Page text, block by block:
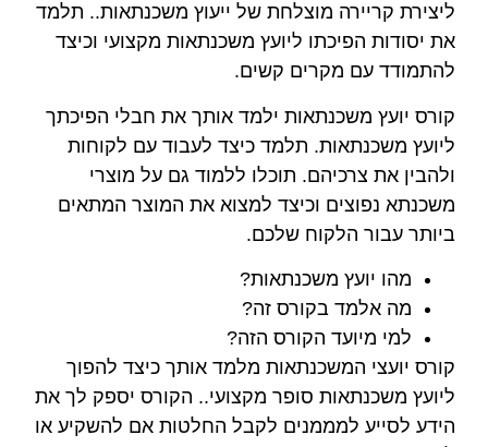
ליצירת קריירה מוצלחת של ייעוץ משכנתאות.. תלמד
את יסודות הפיכתו ליועץ משכנתאות מקצועי וכיצד
להתמודד עם מקרים קשים.
קורס יועץ משכנתאות ילמד אותך את חבלי הפיכתך
ליועץ משכנתאות. תלמד כיצד לעבוד עם לקוחות
ולהבין את צרכיהם. תוכלו ללמוד גם על מוצרי
משכנתא נפוצים וכיצד למצוא את המוצר המתאים
ביותר עבור הלקוח שלכם.
מהו יועץ משכנתאות?
מה אלמד בקורס זה?
למי מיועד הקורס הזה?
קורס יועצי המשכנתאות מלמד אותך כיצד להפוך
ליועץ משכנתאות סופר מקצועי.. הקורס יספק לך את
הידע לסייע למממנים לקבל החלטות אם להשקיע או